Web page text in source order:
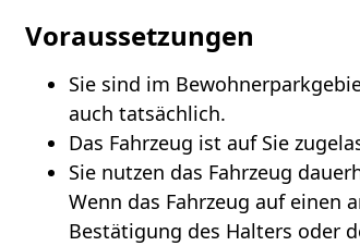
Voraussetzungen
Sie sind im
auch tatsächlich.
Das Fahrzeug ist auf Sie
Sie nutzen das Fahrzeug
Wenn das Fahrzeug auf einen
Bestätigung des Halters oder